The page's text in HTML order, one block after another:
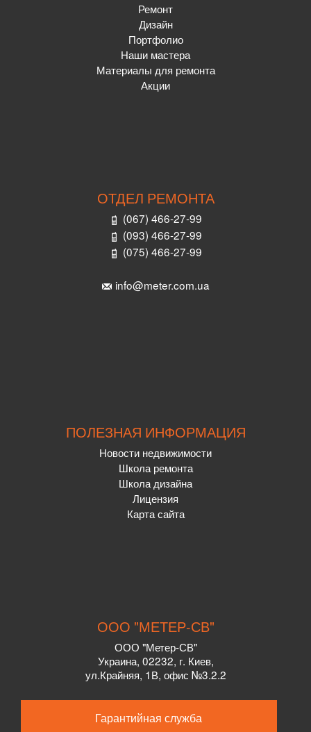
Ремонт
Дизайн
Портфолио
Наши мастера
Материалы для ремонта
Акции
ОТДЕЛ РЕМОНТА
(067) 466-27-99
(093) 466-27-99
(075) 466-27-99
info@meter.com.ua
ПОЛЕЗНАЯ ИНФОРМАЦИЯ
Новости недвижимости
Школа ремонта
Школа дизайна
Лицензия
Карта сайта
ООО "МЕТЕР-СВ"
ООО "Метер-СВ"
Украина, 02232, г. Киев,
ул.Крайняя, 1В, офис №3.2.2
Гарантийная служба